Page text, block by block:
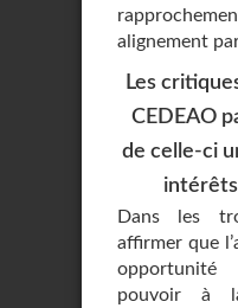
alignement
Les
CEDEAO
de celle-ci
intérêts
Dans les
affirmer que
pouvoir à